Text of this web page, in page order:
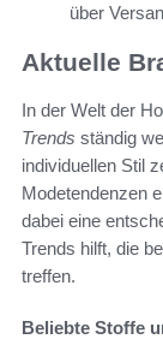
über
Aktuelle
In der Welt der
Trends ständig
individuellen Stil
Modetendenzen
dabei eine
Trends hilft, die
treffen.
Beliebte Stoffe